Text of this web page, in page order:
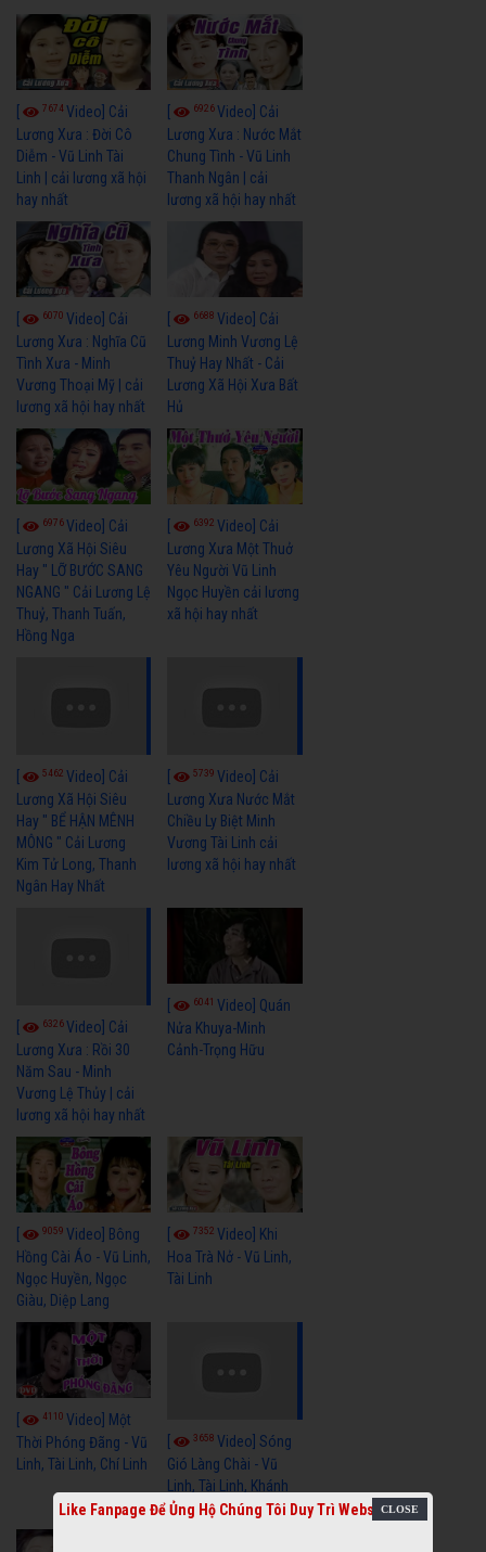
7674Video] Cải
Lương Xưa : Đời Cô
Diễm - Vũ Linh Tài
Linh | cải lương xã hội
hay nhất
6926Video] Cải
Lương Xưa : Nước Mắt
Chung Tình - Vũ Linh
Thanh Ngân | cải
lương xã hội hay nhất
6070 Video] Cải
Lương Xưa : Nghĩa Cũ
Tình Xưa - Minh
Vương Thoại Mỹ | cải
lương xã hội hay nhất
6688Video] Cải
Lương Minh Vương Lệ
Thuỷ Hay Nhất - Cải
Lương Xã Hội Xưa Bất
Hủ
6976Video] Cải
Lương Xã Hội Siêu
Hay " LỠ BƯỚC SANG
NGANG " Cải Lương Lệ
Thuỷ, Thanh Tuấn,
Hồng Nga
6392Video] Cải
Lương Xưa Một Thuở
Yêu Người Vũ Linh
Ngọc Huyền cải lương
xã hội hay nhất
5462 Video] Cải
Lương Xã Hội Siêu
Hay " BỂ HẬN MÊNH
MÔNG " Cải Lương
Kim Tử Long, Thanh
Ngân Hay Nhất
5739Video] Cải
Lương Xưa Nước Mắt
Chiều Ly Biệt Minh
Vương Tài Linh cải
lương xã hội hay nhất
6326Video] Cải
Lương Xưa : Rồi 30
Năm Sau - Minh
Vương Lệ Thủy | cải
lương xã hội hay nhất
6041Video] Quán
Nửa Khuya-Minh
Cảnh-Trọng Hữu
9059 Video] Bông
Hồng Cài Áo - Vũ Linh,
Ngọc Huyền, Ngọc
Giàu, Diệp Lang
7352Video] Khi
Hoa Trà Nở - Vũ Linh,
Tài Linh
4110 Video] Một
Thời Phóng Đãng - Vũ
Linh, Tài Linh, Chí Linh
3658Video] Sóng
Gió Làng Chài - Vũ
Linh, Tài Linh, Khánh
Tuấn
Like Fanpage Để Ủng Hộ Chúng Tôi Duy Trì Website